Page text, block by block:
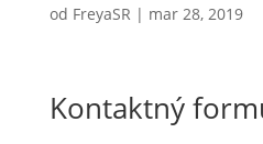
od FreyaSR | mar 28, 2019
Kontaktný